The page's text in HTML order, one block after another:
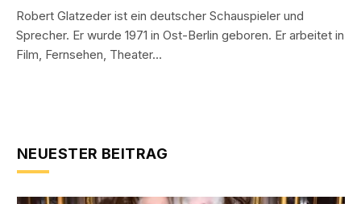
Robert Glatzeder ist ein deutscher Schauspieler und
Sprecher. Er wurde 1971 in Ost-Berlin geboren. Er arbeitet in
Film, Fernsehen, Theater…
NEUESTER BEITRAG